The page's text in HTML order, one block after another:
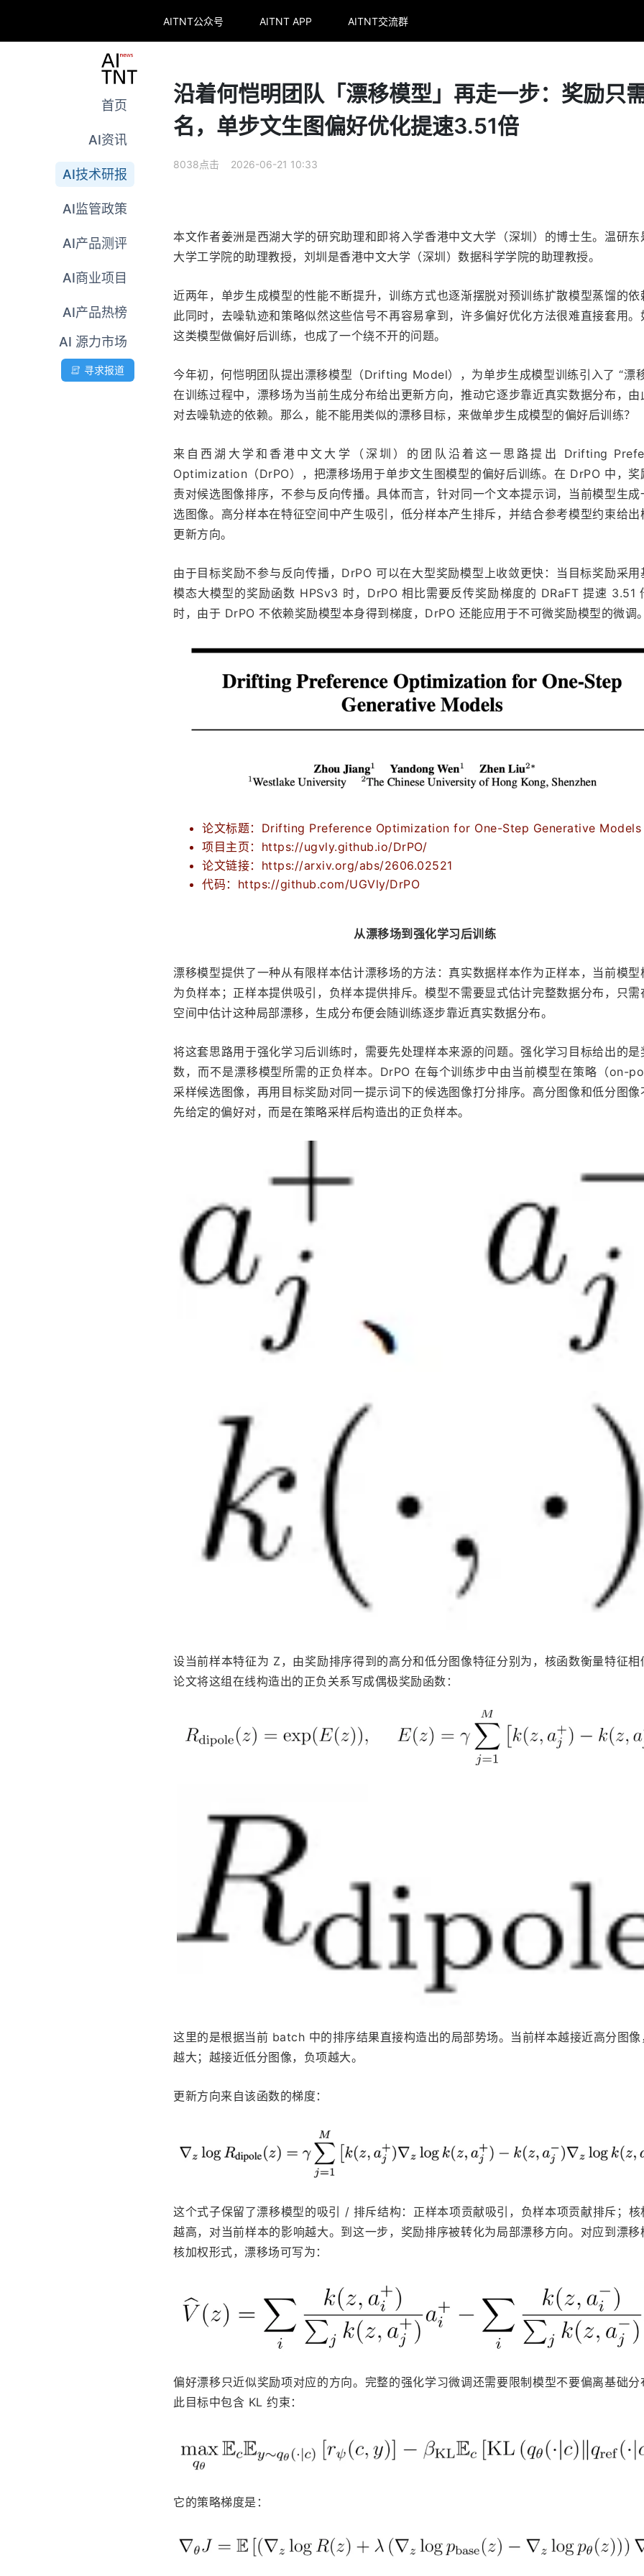
AITNT公众号 AITNT APP AITNT交流群
首页
AI资讯
AI技术研报
AI监管政策
AI产品测评
AI商业项目
AI产品热榜
AI 源力市场
寻求报道
沿着何恺明团队「漂移模型」再走一步：奖励只
名，单步文生图偏好优化提速3.51倍
8038点击 2026-06-21 10:33
本文作者姜洲是西湖大学的研究助理和即将入学香港中文大学（深圳）的博士生。温研东
大学工学院的助理教授，刘圳是香港中文大学（深圳）数据科学学院的助理教授。
近两年，单步生成模型的性能不断提升，训练方式也逐渐摆脱对预训练扩散模型蒸馏的依
此同时，去噪轨迹和策略似然这些信号不再容易拿到，许多偏好优化方法很难直接套用。
这类模型做偏好后训练，也成了一个绕不开的问题。
今年初，何恺明团队提出漂移模型（Drifting Model），为单步生成模型训练引入了 “漂
在训练过程中，漂移场为当前生成分布给出更新方向，推动它逐步靠近真实数据分布，由
对去噪轨迹的依赖。那么，能不能用类似的漂移目标，来做单步生成模型的偏好后训练？
来自西湖大学和香港中文大学（深圳）的团队沿着这一思路提出 Drifting
Optimization（DrPO），把漂移场用于单步文生图模型的偏好后训练。在 DrPO 中，奖
责对候选图像排序，不参与反向传播。具体而言，针对同一个文本提示词，当前模型生成
选图像。高分样本在特征空间中产生吸引，低分样本产生排斥，并结合参考模型约束给出
更新方向。
由于目标奖励不参与反向传播，DrPO 可以在大型奖励模型上收敛更快：当目标奖励采用
模态大模型的奖励函数 HPSv3 时，DrPO 相比需要反传奖励梯度的 DRaFT 提速 3.51
时，由于 DrPO 不依赖奖励模型本身得到梯度，DrPO 还能应用于不可微奖励模型的微调
论文标题：Drifting Preference Optimization for One-Step Generative Models
项目主页：https://ugvly.github.io/DrPO/
论文链接：https://arxiv.org/abs/2606.02521
代码：https://github.com/UGVly/DrPO
从漂移场到强化学习后训练
漂移模型提供了一种从有限样本估计漂移场的方法：真实数据样本作为正样本，当前模型
为负样本；正样本提供吸引，负样本提供排斥。模型不需要显式估计完整数据分布，只需
空间中估计这种局部漂移，生成分布便会随训练逐步靠近真实数据分布。
将这套思路用于强化学习后训练时，需要先处理样本来源的问题。强化学习目标给出的是
数，而不是漂移模型所需的正负样本。DrPO 在每个训练步中由当前模型在策略（on-
采样候选图像，再用目标奖励对同一提示词下的候选图像打分排序。高分图像和低分图像
先给定的偏好对，而是在策略采样后构造出的正负样本。
设当前样本特征为 Z，由奖励排序得到的高分和低分图像特征分别为，核函数衡量特征相
论文将这组在线构造出的正负关系写成偶极奖励函数：
这里的是根据当前 batch 中的排序结果直接构造出的局部势场。当前样本越接近高分图像
越大；越接近低分图像，负项越大。
更新方向来自该函数的梯度：
这个式子保留了漂移模型的吸引 / 排斥结构：正样本项贡献吸引，负样本项贡献排斥；核
越高，对当前样本的影响越大。到这一步，奖励排序被转化为局部漂移方向。对应到漂移
核加权形式，漂移场可写为：
偏好漂移只近似奖励项对应的方向。完整的强化学习微调还需要限制模型不要偏离基础分
此目标中包含 KL 约束：
它的策略梯度是：